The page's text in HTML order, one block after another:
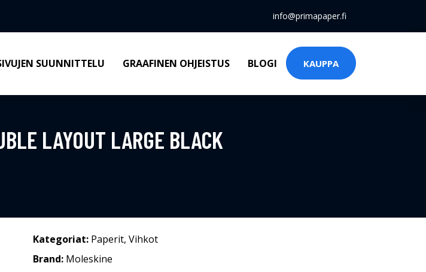
info@primapaper.fi
SUUNNITTELU GRAAFINEN OHJEISTUS BLOGI KAUPPA
LAYOUT LARGE BLACK
Kategoriat: Paperit, Vihkot
Brand: Moleskine